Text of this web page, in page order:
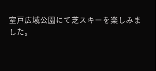
室戸広域公園にて芝スキーを楽しみま
した。